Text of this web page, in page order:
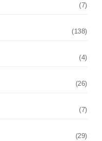
(7)
(138)
(4)
(26)
(7)
(29)